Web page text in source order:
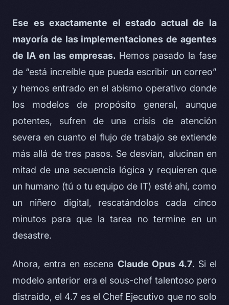
Ese es exactamente el estado actual de la
mayoría de las implementaciones de agentes
de IA en las empresas. Hemos pasado la fase
de “está increíble que pueda escribir un correo”
y hemos entrado en el abismo operativo donde
los modelos de propósito general, aunque
potentes, sufren de una crisis de atención
severa en cuanto el flujo de trabajo se extiende
más allá de tres pasos. Se desvían, alucinan en
mitad de una secuencia lógica y requieren que
un humano (tú o tu equipo de IT) esté ahí, como
un niñero digital, rescatándolos cada cinco
minutos para que la tarea no termine en un
desastre.
Ahora, entra en escena Claude Opus 4.7. Si el
modelo anterior era el sous-chef talentoso pero
distraído, el 4.7 es el Chef Ejecutivo que no solo